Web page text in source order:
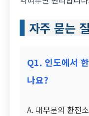
자주 묻는
Q1. 인도에서
나요?
A. 대부분의 환전